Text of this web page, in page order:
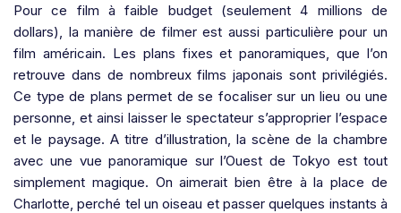
Pour ce film à faible budget (seulement 4 millions de
dollars), la manière de filmer est aussi particulière pour un
film américain. Les plans fixes et panoramiques, que l’on
retrouve dans de nombreux films japonais sont privilégiés.
Ce type de plans permet de se focaliser sur un lieu ou une
personne, et ainsi laisser le spectateur s’approprier l’espace
et le paysage. A titre d’illustration, la scène de la chambre
avec une vue panoramique sur l’Ouest de Tokyo est tout
simplement magique. On aimerait bien être à la place de
Charlotte, perché tel un oiseau et passer quelques instants à